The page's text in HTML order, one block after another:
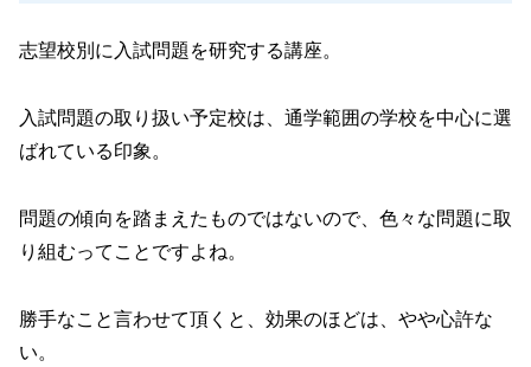
志望校別に入試問題を研究する講座。
入試問題の取り扱い予定校は、通学範囲の学校を中心に選
ばれている印象。
問題の傾向を踏まえたものではないので、色々な問題に取
り組むってことですよね。
勝手なこと言わせて頂くと、効果のほどは、やや心許な
い。